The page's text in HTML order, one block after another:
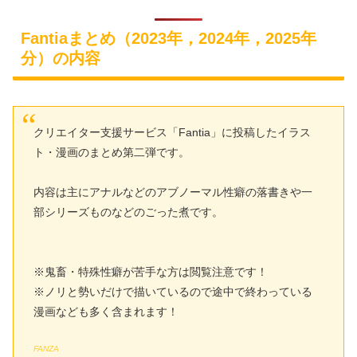
Fantiaまとめ（2023年，2024年，2025年
分）の内容
クリエイター支援サービス「Fantia」に投稿したイラス
ト・漫画のまとめ第二弾です。
内容は主にアナルなどのアブノーマル性癖の落書きや一
部シリーズものなどのごった煮です。
※鬼畜・特殊性癖が苦手な方は閲覧注意です！
※ノリと勢いだけで描いているので途中で終わっている
漫画なども多く含まれます！
FANZA